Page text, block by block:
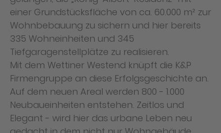
einer Grundstücksfläche von ca. 60.000 m² zur
Wohnbebauung zu sichern und hier bereits
335 Wohneinheiten und 345
Tiefgaragenstellplätze zu realisieren.
Mit dem Wettiner Westend knüpft die K&P
Firmengruppe an diese Erfolgsgeschichte an.
Auf dem neuen Areal werden 800 - 1.000
Neubaueinheiten entstehen. Zeitlos und
Elegant - wird hier das urbane Leben neu